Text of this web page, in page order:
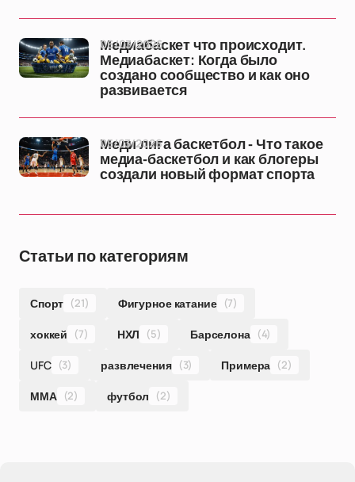
Медиабаскет что происходит.
Медиабаскет: Когда было
создано сообщество и как оно
развивается
06/03/2026
Меди лига баскетбол - Что такое
медиа-баскетбол и как блогеры
создали новый формат спорта
05/03/2026
Статьи по категориям
Спорт (21) Фигурное катание (7)
хоккей (7) НХЛ (5) Барселона (4)
UFC (3) развлечения (3) Примера (2)
ММА (2) футбол (2)